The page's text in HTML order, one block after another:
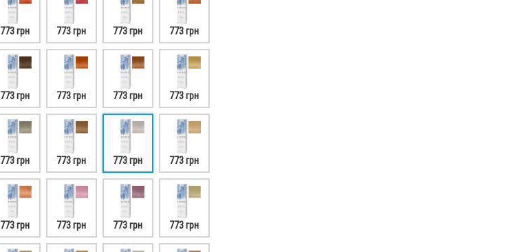
773 грн 773 грн 773 грн 773 грн
773 грн 773 грн 773 грн 773 грн
773 грн 773 грн 773 грн 773 грн
773 грн 773 грн 773 грн 773 грн